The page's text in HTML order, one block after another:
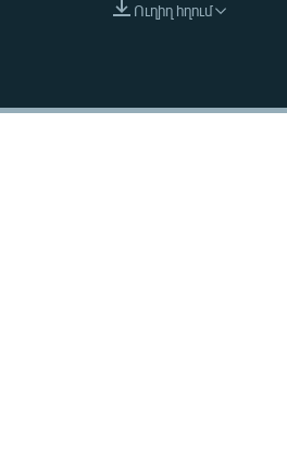
EMBED
Ուղիղ հղում